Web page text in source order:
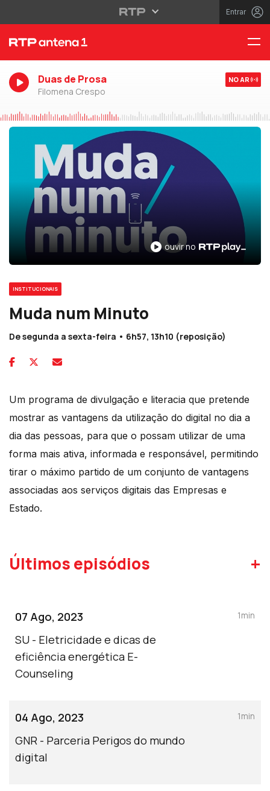
Entrar
Duas de Prosa
Filomena Crespo
NO AR
ouvir no
INSTITUCIONAIS
Muda num Minuto
De segunda a sexta-feira • 6h57, 13h10 (reposição)
Um programa de divulgação e literacia que pretende
mostrar as vantagens da utilização do digital no dia a
dia das pessoas, para que o possam utilizar de uma
forma mais ativa, informada e responsável, permitindo
tirar o máximo partido de um conjunto de vantagens
associadas aos serviços digitais das Empresas e
Estado.
Últimos episódios +
07 Ago, 2023
SU - Eletricidade e dicas de
eficiência energética E-
Counseling
1min
04 Ago, 2023
GNR - Parceria Perigos do mundo
digital
1min